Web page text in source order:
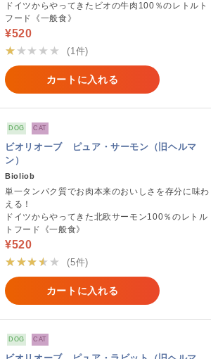
ドイツからやってきたビオの牛肉100％のレトルト
フード《一般食》
¥520
★★★★★
(1件)
カートに入れる
DOG CAT
ビオリオーブ ピュア・サーモン（旧ヘルマ
ン）
Bioliob
単一タンパク質でお肉本来のおいしさを存分に味わ
える！
ドイツからやってきた北欧サーモン100％のレトル
トフード《一般食》
¥520
★★★★★
(5件)
カートに入れる
DOG CAT